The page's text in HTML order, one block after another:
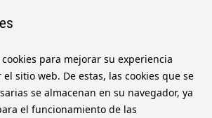
para mejorar su experiencia
sitio web. De estas, las cookies que se
se almacenan en su navegador, ya
el funcionamiento de las